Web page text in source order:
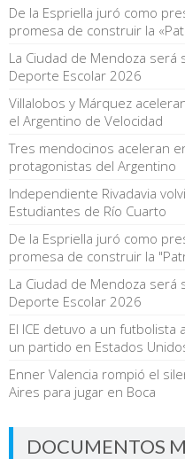
De la Espriella juró como
promesa de construir la
La Ciudad de Mendoza será
Deporte Escolar 2026
Villalobos y Márquez
el Argentino de Velocidad
Tres mendocinos aceleran
protagonistas del Argentino
Independiente Rivadavia
Estudiantes de Río Cuarto
De la Espriella juró como
promesa de construir la
La Ciudad de Mendoza será
Deporte Escolar 2026
El ICE detuvo a un futbolista
un partido en Estados
Enner Valencia rompió el
Aires para jugar en Boca
DOCUMENTOS